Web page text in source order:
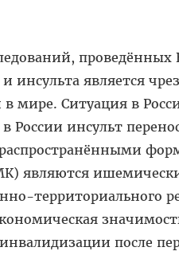
проведённых
инсульта является
мире. Ситуация в
инсульт
являются
территориального
после